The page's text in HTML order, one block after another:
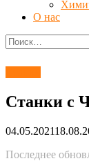
О нас
Найти:
Станки с
04.05.2021
Последнее